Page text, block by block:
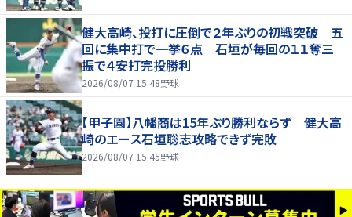
健大高崎、投打に圧倒で２年ぶりの初戦突破 五
回に集中打で一挙６点 石垣が毎回の１１奪三
振で４安打完投勝利
2026/08/07 15:48野球
【甲子園】八幡商は15年ぶり勝利ならず 健大高
崎のエース石垣聡志攻略できず完敗
2026/08/07 15:45野球